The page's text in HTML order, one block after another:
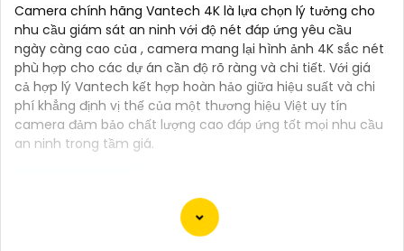
Camera chính hãng Vantech 4K là lựa chọn lý tưởng cho
nhu cầu giám sát an ninh với độ nét đáp ứng yêu cầu
ngày càng cao của , camera mang lại hình ảnh 4K sắc nét
phù hợp cho các dự án cần độ rõ ràng và chi tiết. Với giá
cả hợp lý Vantech kết hợp hoàn hảo giữa hiệu suất và chi
phí khẳng định vị thế của một thương hiệu Việt uy tín
camera đảm bảo chất lượng cao đáp ứng tốt mọi nhu cầu
an ninh trong tầm giá.
Dưới đây là 130 từ giới thiệu cho Camera 4K Siêu Sắc